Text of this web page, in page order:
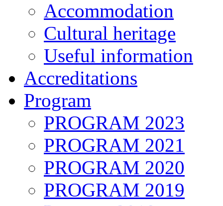
Accommodation
Cultural heritage
Useful information
Accreditations
Program
PROGRAM 2023
PROGRAM 2021
PROGRAM 2020
PROGRAM 2019